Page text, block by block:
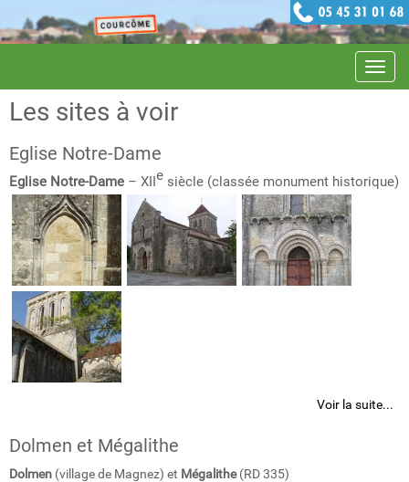
Les sites à voir
Eglise Notre-Dame
Eglise Notre-Dame – XIIe siècle (classée monument historique)
Voir la suite...
Dolmen et Mégalithe
Dolmen (village de Magnez) et Mégalithe(RD 335)